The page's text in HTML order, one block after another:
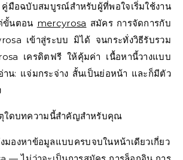
ฉบับสมบูรณ์สำหรับผู้ที่พอใจเริ่มใช้งาน
ขั้นตอน mercyrosa สมัคร การจัดการกับ
เข้าสู่ระบบ มิได้ จนกระทั่งวิธีรับรวม
เครดิตฟรี ให้คุ้มค่า เนื้อหานี้วางแบบ
าน: แจ่มกระจ่าง สั้นเป็นย่อหน้า และก็มีตัว
ใดบทความนี้สำคัญสำหรับคุณ
มองหาข้อมูลแบบครบจบในหน้าเดียวเกี่ยว